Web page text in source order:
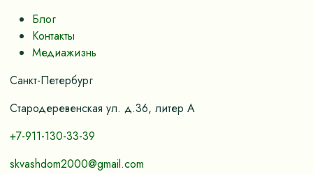
Блог
Контакты
Медиажизнь
Санкт-Петербург
Стародеревенская ул. д.36, литер А
+7-911-130-33-39
skvashdom2000@gmail.com